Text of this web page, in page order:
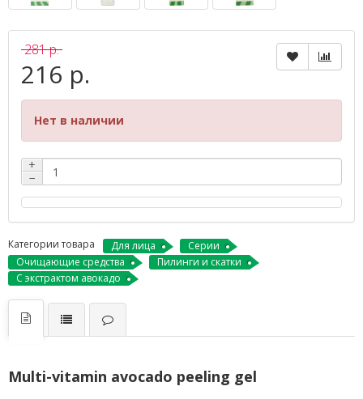
281 р.
216 р.
Нет в наличии
+
−
Категории товара Для лица
Серии
Очищающие средства
Пилинги и скатки
С экстрактом авокадо
Multi-vitamin avocado peeling gel